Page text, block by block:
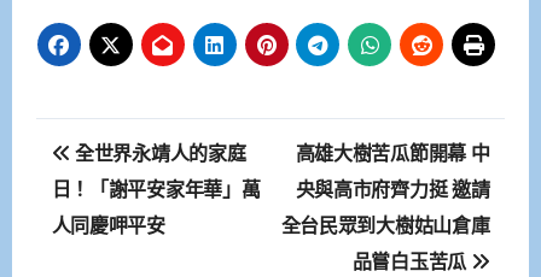
文
章
導
全世界永靖人的家庭
日！「謝平安家年華」萬
人同慶呷平安
高雄大樹苦瓜節開幕 中
央與高市府齊力挺 邀請
全台民眾到大樹姑山倉庫
品嘗白玉苦瓜